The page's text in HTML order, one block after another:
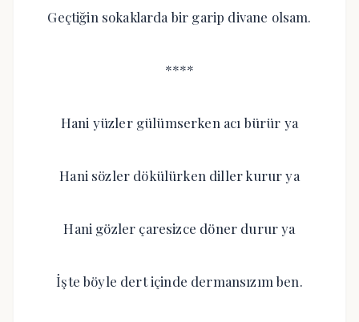
Geçtiğin sokaklarda bir garip divane olsam.
****
Hani yüzler gülümserken acı bürür ya
Hani sözler dökülürken diller kurur ya
Hani gözler çaresizce döner durur ya
İşte böyle dert içinde dermansızım ben.